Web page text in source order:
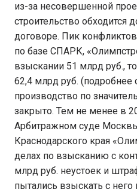
из-за несовершенной
строительство обходится
договоре. Пик
по базе СПАРК,
взыскании 51 млрд руб.,
62,4 млрд руб. (подробнее
производство по
закрыто. Тем не менее в
Арбитражном суде
Краснодарского края
делах по взысканию с
млрд руб. неустоек и
пытались взыскать с